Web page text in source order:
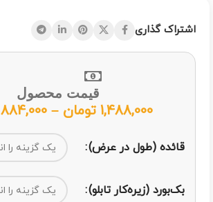
اشتراک گذاری
قیمت محصول
1,488,000 تومان –
884,000
قائده (طول در عرض)
بک‌بورد (زیره‌کار تابلو)